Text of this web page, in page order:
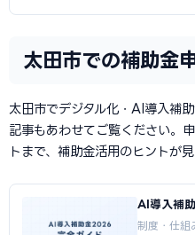
太田市での補助金
太田市でデジタル化・AI導入補
記事もあわせてご覧ください。
トまで、補助金活用のヒントが見
AI導入補
制度・仕組